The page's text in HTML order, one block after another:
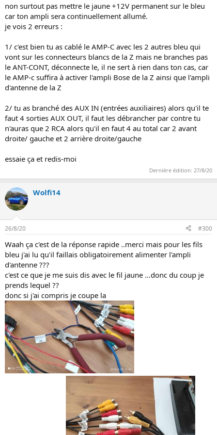
non surtout pas mettre le jaune +12V permanent sur le bleu
car ton ampli sera continuellement allumé.
je vois 2 erreurs :
1/ c'est bien tu as cablé le AMP-C avec les 2 autres bleu qui
vont sur les connecteurs blancs de la Z mais ne branches pas
le ANT-CONT, déconnecte le, il ne sert à rien dans ton cas, car
le AMP-c suffira à activer l'ampli Bose de la Z ainsi que l'ampli
d'antenne de la Z
2/ tu as branché des AUX IN (entrées auxiliaires) alors qu'il te
faut 4 sorties AUX OUT, il faut les débrancher par contre tu
n'auras que 2 RCA alors qu'il en faut 4 au total car 2 avant
droite/ gauche et 2 arrière droite/gauche
essaie ça et redis-moi
Dernière édition: 27/8/20
Wolfi14
26/8/20 #300
Waah ça c'est de la réponse rapide ..merci mais pour les fils
bleu j'ai lu qu'il faillais obligatoirement alimenter l'ampli
d'antenne ???
c'est ce que je me suis dis avec le fil jaune ...donc du coup je
prends lequel ??
donc si j'ai compris je coupe la